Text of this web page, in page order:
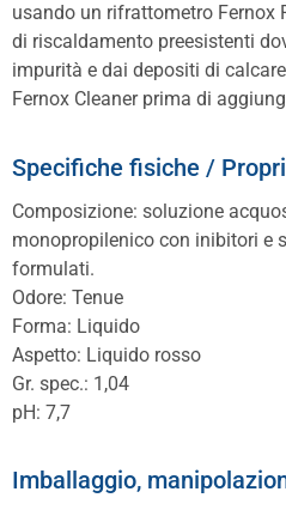
usando un rifrattometro Fernox
di riscaldamento preesistenti
impurità e dai depositi di
Fernox Cleaner prima di
Specifiche fisiche /
Composizione: soluzione
monopropilenico con inibitori e
formulati.
Odore: Tenue
Forma: Liquido
Aspetto: Liquido rosso
Gr. spec.: 1,04
pH: 7,7
Imballaggio,